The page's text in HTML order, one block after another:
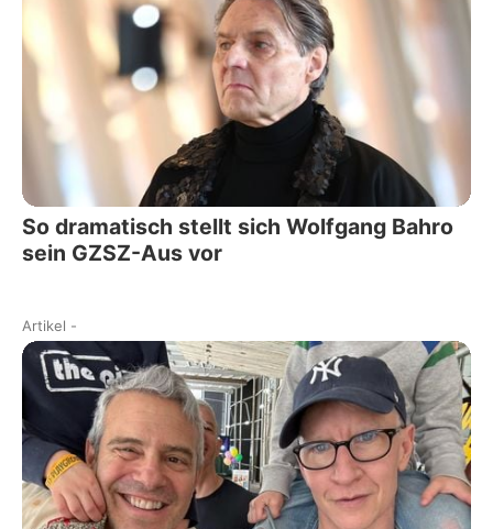
So dramatisch stellt sich Wolfgang Bahro
sein GZSZ-Aus vor
Artikel -